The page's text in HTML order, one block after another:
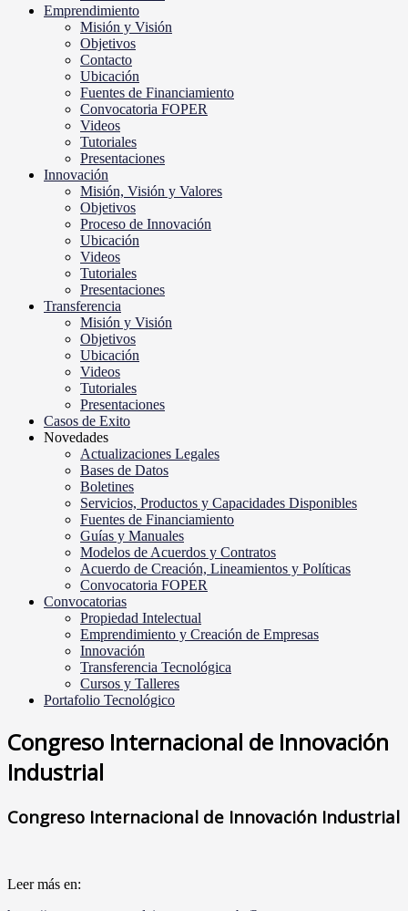
Emprendimiento
Misión y Visión
Objetivos
Contacto
Ubicación
Fuentes de Financiamiento
Convocatoria FOPER
Videos
Tutoriales
Presentaciones
Innovación
Misión, Visión y Valores
Objetivos
Proceso de Innovación
Ubicación
Videos
Tutoriales
Presentaciones
Transferencia
Misión y Visión
Objetivos
Ubicación
Videos
Tutoriales
Presentaciones
Casos de Exito
Novedades
Actualizaciones Legales
Bases de Datos
Boletines
Servicios, Productos y Capacidades Disponibles
Fuentes de Financiamiento
Guías y Manuales
Modelos de Acuerdos y Contratos
Acuerdo de Creación, Lineamientos y Políticas
Convocatoria FOPER
Convocatorias
Propiedad Intelectual
Emprendimiento y Creación de Empresas
Innovación
Transferencia Tecnológica
Cursos y Talleres
Portafolio Tecnológico
Congreso Internacional de Innovación
Industrial
Congreso Internacional de Innovación Industrial
Leer más en: